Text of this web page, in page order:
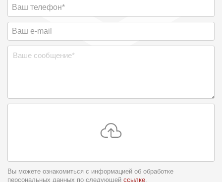
Вы можете ознакомиться с информацией об обработке
персональных данных по следующей ссылке.